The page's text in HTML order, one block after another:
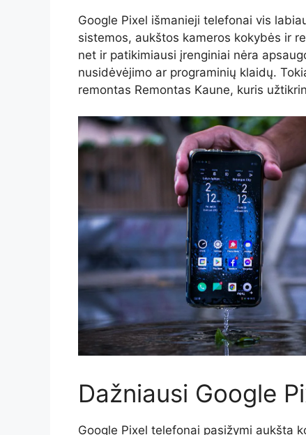
Google Pixel išmanieji telefonai vis
sistemos, aukštos kameros kokybės ir
net ir patikimiausi įrenginiai nėra
nusidėvėjimo ar programinių klaidų.
remontas Remontas Kaune, kuris
Dažniausi Google
Google Pixel telefonai pasižymi aukšta